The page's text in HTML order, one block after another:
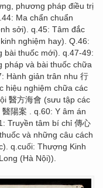
phương pháp điều trị
Ma chẩn chuẩn
sởi). q.45: Tâm đắc
nghiệm hay). Q.46:
bài thuốc mới). q.47-49:
pháp và bài thuốc chữa
Hành giản trân nhu 行
hiệu nghiệm chữa các
醫方海會 (sưu tập các
陽案 . q.60: Y âm án
Truyền tâm bí chỉ 傳心
và những câu cách
q.cuối: Thượng Kinh
(Hà Nội)).